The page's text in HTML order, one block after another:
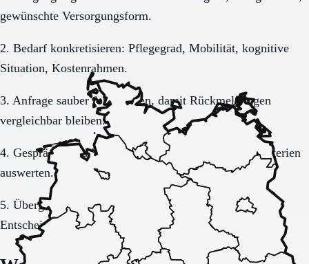
gewünschte Versorgungsform.
2. Bedarf konkretisieren: Pflegegrad, Mobilität, kognitive
Situation, Kostenrahmen.
3. Anfrage sauber formulieren, damit Rückmeldungen
vergleichbar bleiben.
4. Gespräche und Besichtigungen mit festen Muss-Kriterien
auswerten.
5. Übergang, Kommunikation und Kosten vor der
Entscheidung vollständig klären.